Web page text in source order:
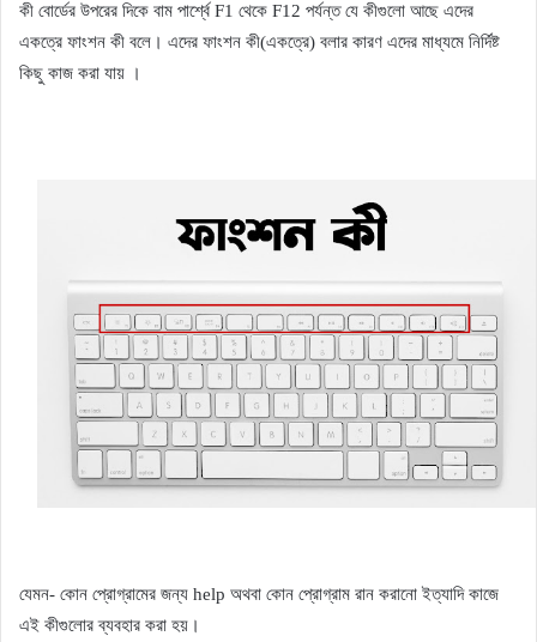
কী বোর্ডের উপরের দিকে বাম পার্শ্বে F1 থেকে F12 পর্যন্ত যে কীগুলো আছে এদের
একত্রে ফাংশন কী বলে। এদের ফাংশন কী(একত্রে) বলার কারণ এদের মাধ্যমে নির্দিষ্ট
কিছু কাজ করা যায় ।
যেমন- কোন প্রোগ্রামের জন্য help অথবা কোন প্রোগ্রাম রান করানো ইত্যাদি কাজে
এই কীগুলোর ব্যবহার করা হয়।